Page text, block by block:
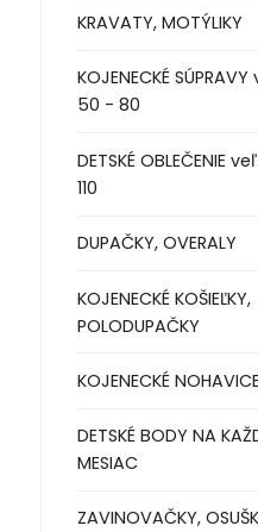
KRAVATY, MOTÝLIKY
KOJENECKÉ SÚPRAVY
50 - 80
DETSKÉ OBLEČENIE
110
DUPAČKY, OVERALY
KOJENECKÉ KOŠIEĽKY,
POLODUPAČKY
KOJENECKÉ
DETSKÉ BODY NA
MESIAC
ZAVINOVAČKY,